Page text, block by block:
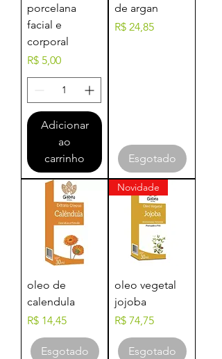
porcelana
facial e
corporal
Preço
R$ 5,00
Adicionar
ao
carrinho
de argan
Preço
R$ 24,85
Esgotado
oleo de
calendula
Preço
R$ 14,45
Esgotado
Novidade
oleo vegetal
jojoba
Preço
R$ 74,75
Esgotado